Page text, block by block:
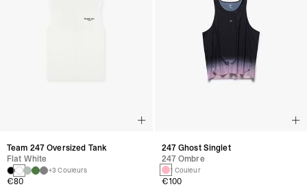
Team 247 Oversized Tank
Flat White
+3 Couleurs
€80
247 Ghost Singlet
247 Ombre
1 Couleur
€100